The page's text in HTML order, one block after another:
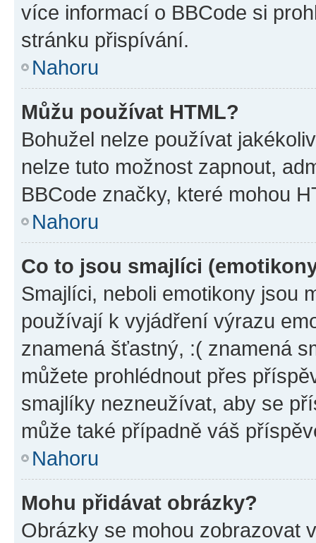
více informací o BBCode si
stránku přispívání.
Nahoru
Můžu používat HTML?
Bohužel nelze používat
nelze tuto možnost zapnout,
BBCode značky, které mohou
Nahoru
Co to jsou smajlíci
Smajlíci, neboli emotikony jsou
používají k vyjádření výrazu
znamená šťastný, :( znamená
můžete prohlédnout přes
smajlíky nezneužívat, aby se
může také případně váš
Nahoru
Mohu přidávat obrázky?
Obrázky se mohou zobrazovat